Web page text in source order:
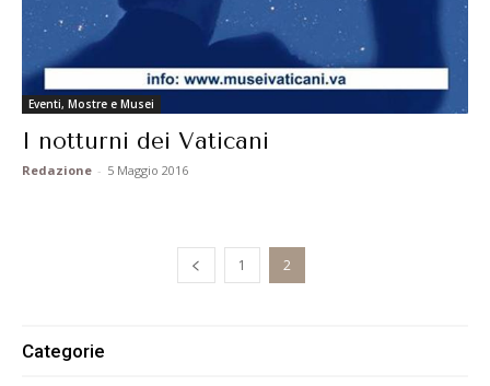
Eventi, Mostre e Musei
I notturni dei Vaticani
Redazione - 5 Maggio 2016
1 2
Categorie